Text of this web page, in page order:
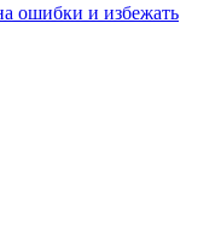
ошибки и избежать